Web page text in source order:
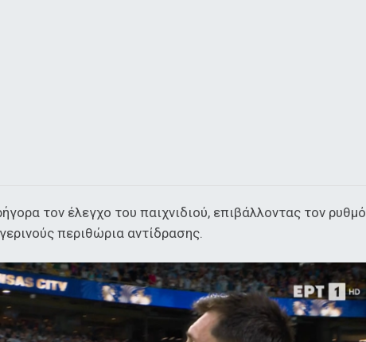
τον έλεγχο του παιχνιδιού, επιβάλλοντας τον ρυθμό
περιθώρια αντίδρασης.